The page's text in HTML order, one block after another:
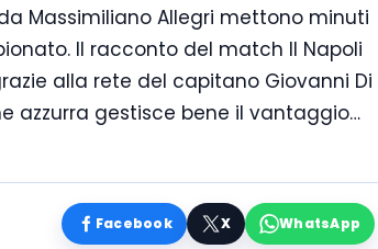
Massimiliano Allegri mettono minuti
Il racconto del match Il Napoli
alla rete del capitano Giovanni Di
azzurra gestisce bene il vantaggio…
Facebook X WhatsApp